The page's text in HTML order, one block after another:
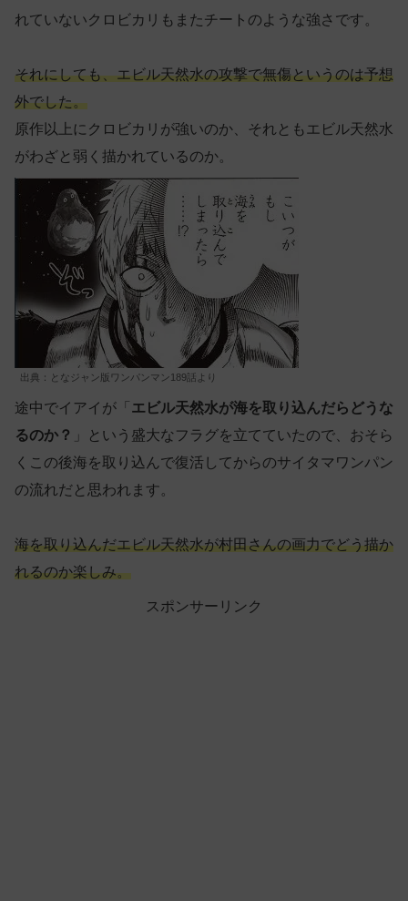
れていないクロビカリもまたチートのような強さです。
それにしても、エビル天然水の攻撃で無傷というのは予想
外でした。
原作以上にクロビカリが強いのか、それともエビル天然水
がわざと弱く描かれているのか。
出典：となジャン版ワンパンマン189話より
途中でイアイが「 エビル天然水が海を取り込んだらどうな
るのか？ 」という盛大なフラグを立てていたので、おそら
くこの後海を取り込んで復活してからのサイタマワンパン
の流れだと思われます。
海を取り込んだエビル天然水が村田さんの画力でどう描か
れるのか楽しみ。
スポンサーリンク